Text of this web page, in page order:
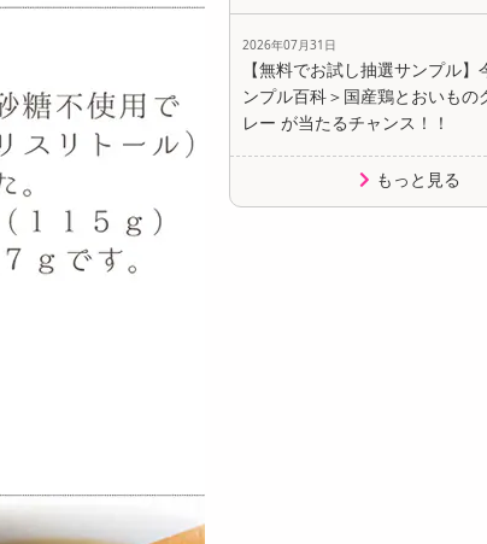
2026年07月31日
【無料でお試し抽選サンプル】
ンプル百科＞国産鶏とおいもの
レー が当たるチャンス！！
もっと見る